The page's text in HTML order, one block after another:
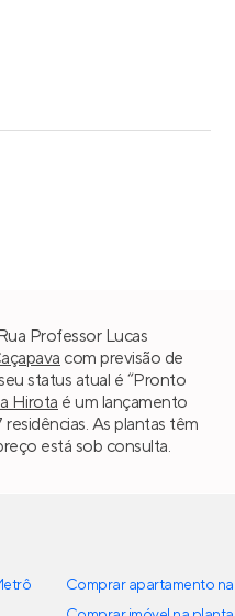
Professor Lucas
com previsão de
status atual é “Pronto
Hirota é um lançamento
As plantas têm
está sob consulta.
Comprar apartamento